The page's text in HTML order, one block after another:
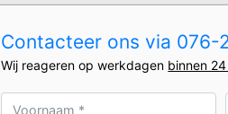
Contacteer ons via
Wij reageren op werkdagen binnen